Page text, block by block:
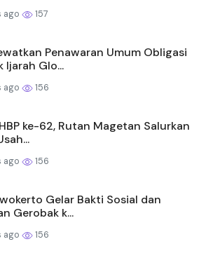
ago 157
Penawaran Umum Obligasi
Ijarah Glo...
ago 156
ke-62, Rutan Magetan Salurkan
ago 156
Gelar Bakti Sosial dan
Gerobak k...
ago 156